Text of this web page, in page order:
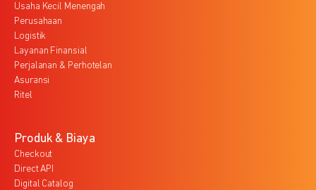
Usaha Kecil Menengah
Perusahaan
Logistik
Layanan Finansial
Perjalanan & Perhotelan
Asuransi
Ritel
Produk & Biaya
Checkout
Direct API
Digital Catalog